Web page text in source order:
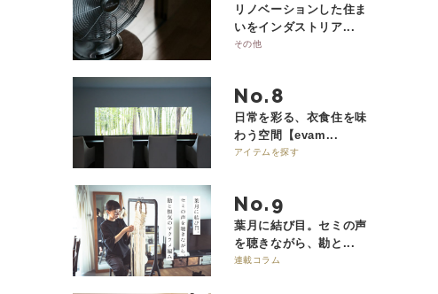
リノベーションした住ま
いをインダストリア...
その他
No.
日常を彩る、衣食住を味
わう空間【evam...
アイテムを探す
No.
葉月に結び目。セミの声
を聴きながら、勘と...
連載コラム